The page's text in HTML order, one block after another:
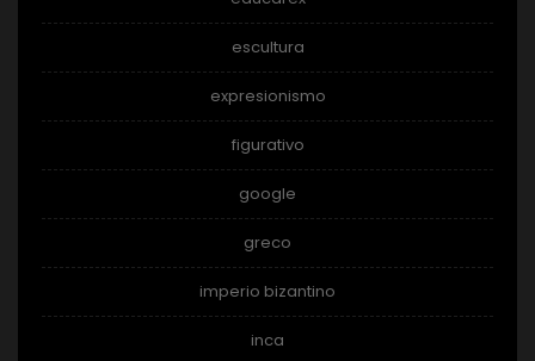
escultura
expresionismo
figurativo
google
greco
imperio bizantino
inca